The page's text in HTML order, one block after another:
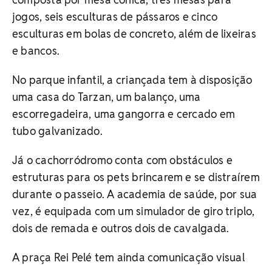
jogos, seis esculturas de pássaros e cinco
esculturas em bolas de concreto, além de lixeiras
e bancos.
No parque infantil, a criançada tem à disposição
uma casa do Tarzan, um balanço, uma
escorregadeira, uma gangorra e cercado em
tubo galvanizado.
Já o cachorródromo conta com obstáculos e
estruturas para os pets brincarem e se distraírem
durante o passeio. A academia de saúde, por sua
vez, é equipada com um simulador de giro triplo,
dois de remada e outros dois de cavalgada.
A praça Rei Pelé tem ainda comunicação visual